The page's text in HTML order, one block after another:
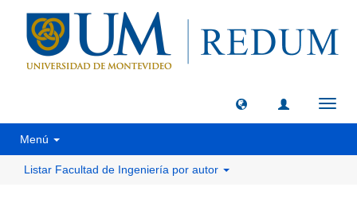
Menú
Listar Facultad de Ingeniería por autor